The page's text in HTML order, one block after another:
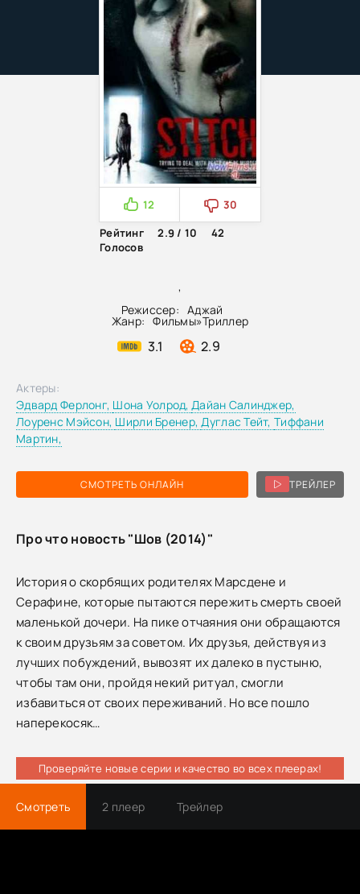
,
Режиссер: Аджай
Жанр: Фильмы»Триллер
3.1 2.9
12
30
Рейтинг
2.9 / 10
42
Голосов
СМОТРЕТЬ ОНЛАЙН ТРЕЙЛЕР
Актеры:
Эдвард Ферлонг, Шона Уолрод,Дайан Салинджер,
Лоуренс Мэйсон, Ширли Бренер,Дуглас Тейт,Тиффани
Мартин,
Про что новость "Шов (2014)"
История о скорбящих родителях Марсдене и
Серафине, которые пытаются пережить смерть своей
маленькой дочери. На пике отчаяния они обращаются
к своим друзьям за советом. Их друзья, действуя из
лучших побуждений, вывозят их далеко в пустыню,
чтобы там они, пройдя некий ритуал, смогли
избавиться от своих переживаний. Но все пошло
наперекосяк…
Проверяйте новые серии и качество во всех плеерах!
Смотреть 2 плеер Трейлер